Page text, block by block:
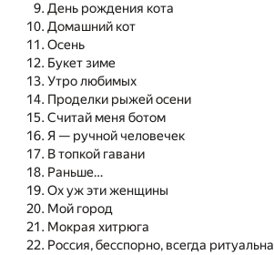
День рождения кота
Домашний кот
Осень
Букет зиме
Утро любимых
Проделки рыжей осени
Считай меня ботом
Я — ручной человечек
В топкой гавани
Раньше…
Ох уж эти женщины
Мой город
Мокрая хитрюга
Россия, бесспорно, всегда ритуальна